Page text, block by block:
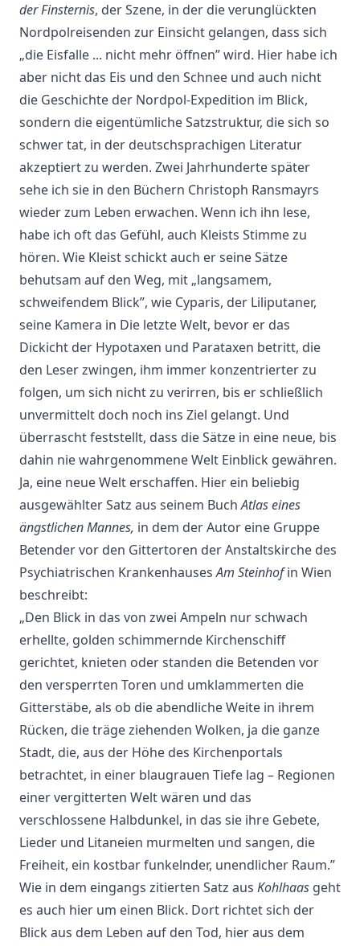
der Finsternis, der Szene, in der die verunglückten
Nordpolreisenden zur Einsicht gelangen, dass sich
„die Eisfalle ... nicht mehr öffnen” wird. Hier habe ich
aber nicht das Eis und den Schnee und auch nicht
die Geschichte der Nordpol-Expedition im Blick,
sondern die eigentümliche Satzstruktur, die sich so
schwer tat, in der deutschsprachigen Literatur
akzeptiert zu werden. Zwei Jahrhunderte später
sehe ich sie in den Büchern Christoph Ransmayrs
wieder zum Leben erwachen. Wenn ich ihn lese,
habe ich oft das Gefühl, auch Kleists Stimme zu
hören. Wie Kleist schickt auch er seine Sätze
behutsam auf den Weg, mit „langsamem,
schweifendem Blick”, wie Cyparis, der Liliputaner,
seine Kamera in Die letzte Welt, bevor er das
Dickicht der Hypotaxen und Parataxen betritt, die
den Leser zwingen, ihm immer konzentrierter zu
folgen, um sich nicht zu verirren, bis er schließlich
unvermittelt doch noch ins Ziel gelangt. Und
überrascht feststellt, dass die Sätze in eine neue, bis
dahin nie wahrgenommene Welt Einblick gewähren.
Ja, eine neue Welt erschaffen. Hier ein beliebig
ausgewählter Satz aus seinem BuchAtlas eines
ängstlichen Mannes, in dem der Autor eine Gruppe
Betender vor den Gittertoren der Anstaltskirche des
Psychiatrischen KrankenhausesAm Steinhofin Wien
beschreibt:
„Den Blick in das von zwei Ampeln nur schwach
erhellte, golden schimmernde Kirchenschiff
gerichtet, knieten oder standen die Betenden vor
den versperrten Toren und umklammerten die
Gitterstäbe, als ob die abendliche Weite in ihrem
Rücken, die träge ziehenden Wolken, ja die ganze
Stadt, die, aus der Höhe des Kirchenportals
betrachtet, in einer blaugrauen Tiefe lag – Regionen
einer vergitterten Welt wären und das
verschlossene Halbdunkel, in das sie ihre Gebete,
Lieder und Litaneien murmelten und sangen, die
Freiheit, ein kostbar funkelnder, unendlicher Raum.”
Wie in dem eingangs zitierten Satz aus Kohlhaas geht
es auch hier um einen Blick. Dort richtet sich der
Blick aus dem Leben auf den Tod, hier aus dem